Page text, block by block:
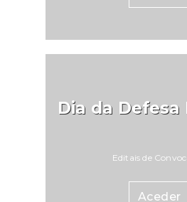
Dia da Defesa
Editais de
Aceder